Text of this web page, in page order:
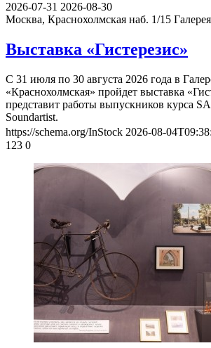
2026-07-31 2026-08-30
Москва, Краснохолмская наб. 1/15
Выставка «Гистерезис»
С 31 июля по 30 августа 2026 года в
«Краснохолмская» пройдет выставка
представит работы выпускников курса
Soundartist.
https://schema.org/InStock 2026-08-
123 0